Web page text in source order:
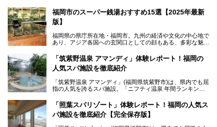
す。
「ふだん着の温泉 鶴は千年」は、吉井温泉にある日帰り入
住民や温泉ファンに愛され続けています。今回は筆者自ら日
帰り入浴し、自慢の温泉を中心に詳細レビューします！
福岡市のスーパー銭湯おすすめ15選【2025年最新
版】
福岡県の県庁所在地・福岡市。九州の経済や文化の中心地で
あり、アジア各国への玄関口としての顔もある、多彩な魅力
そんな福岡市は、スーパー銭湯も多種多彩。玄界灘を眺めら
れるリゾート気分満点のスーパー銭湯から、繁華街近くのレ
いスーパー銭湯を一挙ご紹介します。
「筑紫野温泉 アマンディ」体験レポート！福岡の
人気スパ施設を徹底紹介
「筑紫野温泉 アマンディ」(福岡県筑紫野市)は、県内でも屈
指の人気を誇るスパ施設。「ニフティ温泉 年間ランキング2
入浴客で賑わっています。
そこで今回は、ニフティ温泉ライターである筆者が現地訪
「照葉スパリゾート」体験レポート！福岡の人気ス
パ施設を徹底紹介【完全保存版】